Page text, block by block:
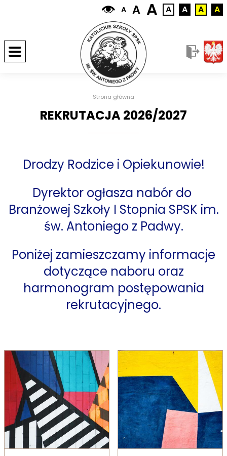
A A A A A A A
Strona główna
REKRUTACJA 2026/2027
Drodzy Rodzice i Opiekunowie!
Dyrektor ogłasza nabór do
Branżowej Szkoły I Stopnia SPSK im.
św. Antoniego z Padwy.
Poniżej zamieszczamy informacje
dotyczące naboru oraz
harmonogram postępowania
rekrutacyjnego.